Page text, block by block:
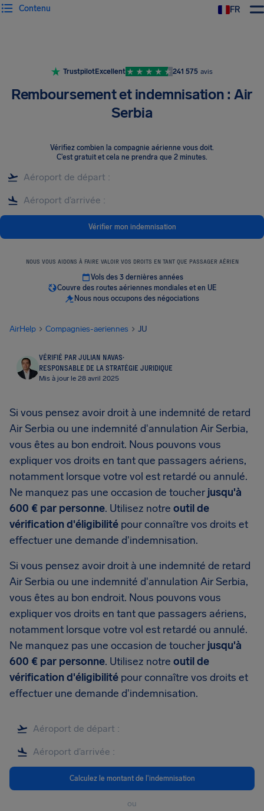
FR
Contenu
TrustpilotExcellent 241 575 avis
Remboursement et indemnisation : Air
Serbia
Vérifiez combien la compagnie aérienne vous doit.
C’est gratuit et cela ne prendra que 2 minutes.
Vérifier mon indemnisation
NOUS VOUS AIDONS À FAIRE VALOIR VOS DROITS EN TANT QUE PASSAGER AÉRIEN
Vols des 3 dernières années
Couvre des routes aériennes mondiales et en UE
Nous nous occupons des négociations
AirHelp Compagnies-aeriennes JU
VÉRIFIÉ PAR JULIAN NAVAS·
RESPONSABLE DE LA STRATÉGIE JURIDIQUE
Mis à jour le 28 avril 2025
Si vous pensez avoir droit à une indemnité de retard
Air Serbia ou une indemnité d'annulation Air Serbia,
vous êtes au bon endroit. Nous pouvons vous
expliquer vos droits en tant que passagers aériens,
notamment lorsque votre vol est retardé ou annulé.
Ne manquez pas une occasion de toucher jusqu'à
600 € par personne. Utilisez notre outil de
vérification d'éligibilité pour connaître vos droits et
effectuer une demande d'indemnisation.
Si vous pensez avoir droit à une indemnité de retard
Air Serbia ou une indemnité d'annulation Air Serbia,
vous êtes au bon endroit. Nous pouvons vous
expliquer vos droits en tant que passagers aériens,
notamment lorsque votre vol est retardé ou annulé.
Ne manquez pas une occasion de toucher jusqu'à
600 € par personne. Utilisez notre outil de
vérification d'éligibilité pour connaître vos droits et
effectuer une demande d'indemnisation.
Calculez le montant de l'indemnisation
ou